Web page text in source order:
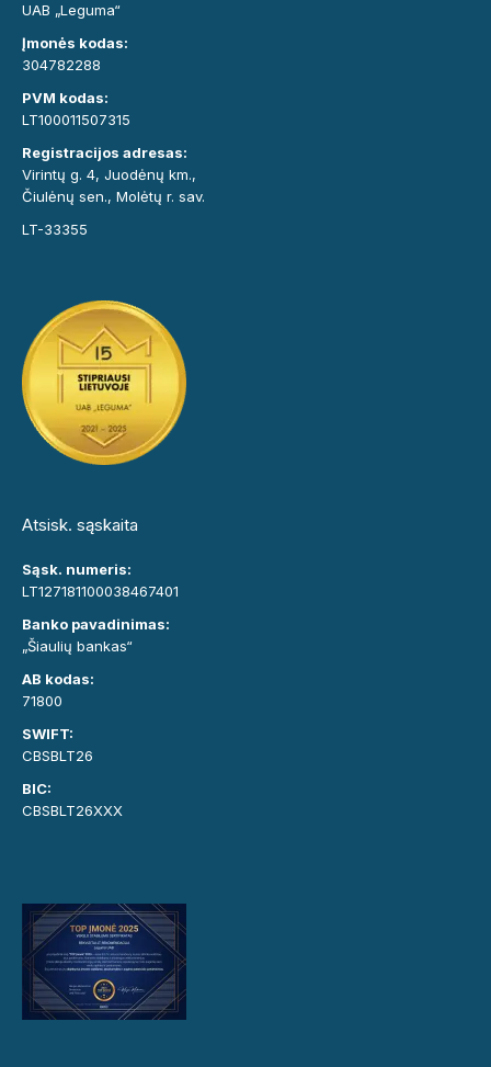
UAB „Leguma“
Įmonės kodas:
304782288
PVM kodas:
LT100011507315
Registracijos adresas:
Virintų g. 4, Juodėnų km.,
Čiulėnų sen., Molėtų r. sav.
LT-33355
Atsisk. sąskaita
Sąsk. numeris:
LT127181100038467401
Banko pavadinimas:
„Šiaulių bankas“
AB kodas:
71800
SWIFT:
CBSBLT26
BIC:
CBSBLT26XXX